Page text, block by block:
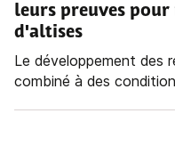
leurs preuves
d'altises
Le développement des
combiné à des